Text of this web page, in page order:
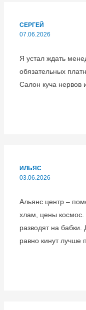
СЕРГЕЙ
07.06.2026
Я устал ждать
обязательных
Салон куча нервов
ИЛЬЯС
03.06.2026
Альянс центр –
хлам, цены
разводят на бабки.
равно кинут лучше